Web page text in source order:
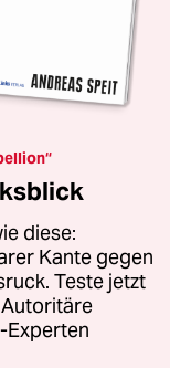
diese:
Kante gegen
Teste jetzt
Experten